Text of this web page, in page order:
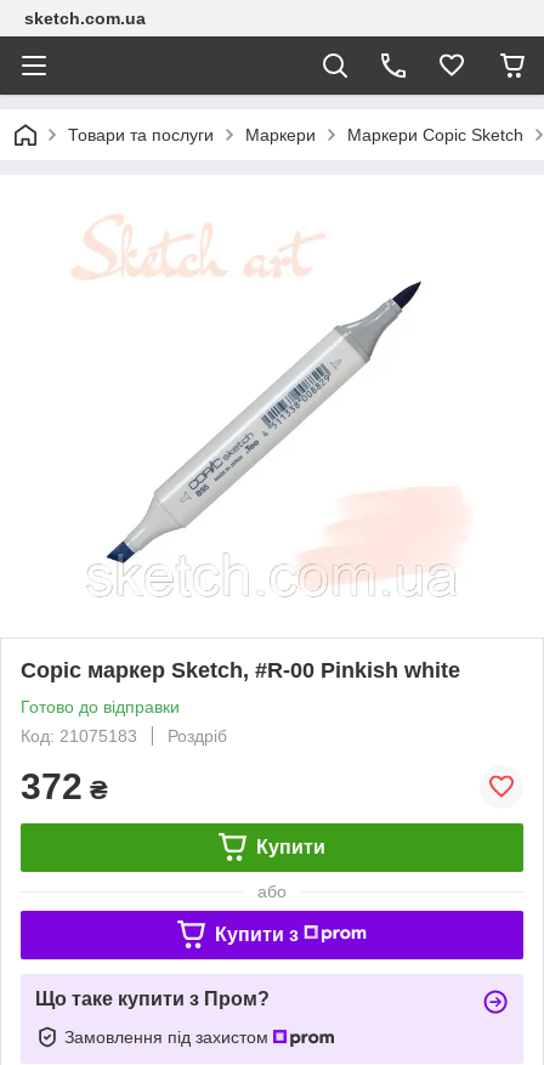
sketch.com.ua
Товари та послуги Маркери Маркери Copic Sketch
Copic маркер Sketch, #R-00 Pinkish white
Готово до відправки
Код: 21075183
Роздріб
372 ₴
Купити
або
Купити з
Що таке купити з Пром?
Замовлення під захистом